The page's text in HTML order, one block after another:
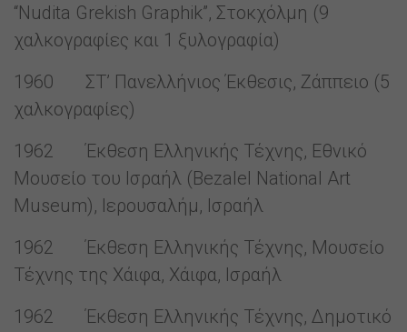
“Nudita Grekish Graphik”, Στοκχόλμη (9
χαλκογραφίες και 1 ξυλογραφία)
1960 ΣΤ’ Πανελλήνιος Έκθεσις, Ζάππειο (5
χαλκογραφίες)
1962 Έκθεση Ελληνικής Τέχνης, Εθνικό
Μουσείο του Ισραήλ (Bezalel National Art
Museum), Ιερουσαλήμ, Ισραήλ
1962 Έκθεση Ελληνικής Τέχνης, Μουσείο
Τέχνης της Χάιφα, Χάιφα, Ισραήλ
1962 Έκθεση Ελληνικής Τέχνης, Δημοτικό